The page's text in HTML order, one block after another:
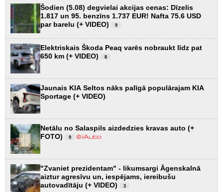
Šodien (5.08) degvielai akcijas cenas: Dīzelis
1.817 un 95. benzīns 1.737 EUR! Nafta 75.6 USD
par barelu (+ VIDEO)
9
Elektriskais Škoda Peaq varēs nobraukt līdz pat
650 km (+ VIDEO)
8
Jaunais KIA Seltos nāks palīgā populārajam KIA
Sportage (+ VIDEO)
Netālu no Salaspils aizdedzies kravas auto (+
FOTO)
9
"Zvaniet prezidentam" - likumsargi Āgenskalnā
aiztur agresīvu un, iespējams, iereibušu
autovadītāju (+ VIDEO)
3